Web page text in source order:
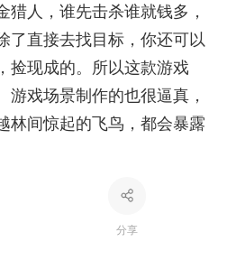
猎人，谁先击杀谁就钱多，
了直接去找目标，你还可以
捡现成的。所以这款游戏
游戏场景制作的也很逼真，
林间惊起的飞鸟，都会暴露
分享